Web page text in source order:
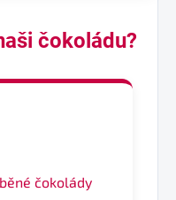
čokoládu?
čokolády